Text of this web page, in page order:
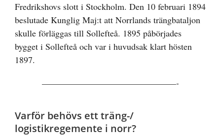
Fredrikshovs slott i Stockholm. Den 10 februari 1894
beslutade Kunglig Maj:t att Norrlands trängbataljon
skulle förläggas till Sollefteå. 1895 påbörjades
bygget i Sollefteå och var i huvudsak klart hösten
1897.
—————————————————-
Varför behövs ett träng-/
logistikregemente i norr?